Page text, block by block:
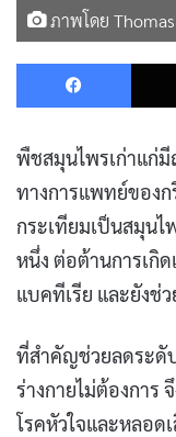
ภาพโดย
พืชสมุนไพรเก่าแก่มี
ทางการแพทย์ของก
กระเทียมเป็นสมุน
หนึ่ง ต่อต้านการเกิด
แบคทีเรีย และยังช่
ที่สำคัญช่วยลดระดั
ร่างกายไม่ต้องการ
โรคหัวใจและหลอด